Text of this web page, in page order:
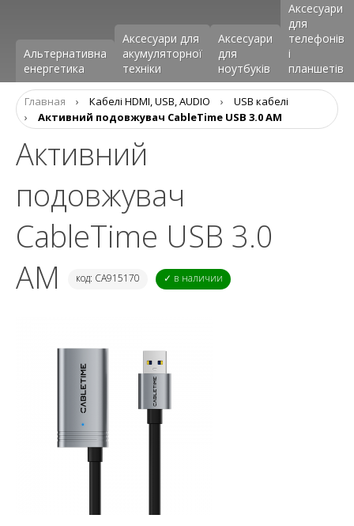
Альтернативна
енергетика
Аксесуари для
акумуляторної
техніки
Аксесуари
для
ноутбуків
Аксеcуари
для
телефонів
і
планшетів
Главная › Кабелі HDMI, USB, AUDIO ›
USB кабелі
›
Активний подовжувач CableTime USB 3.0 AM
Активний
подовжувач
CableTime USB 3.0
AM
код: CA915170 ✓ в наличии